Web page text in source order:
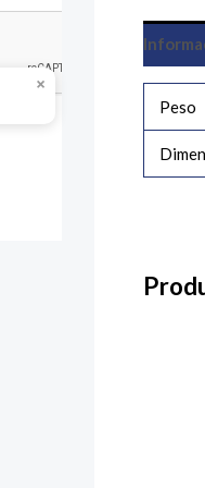
Peso
×